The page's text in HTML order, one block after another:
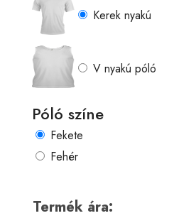
Kerek nyakú
V nyakú póló
Póló színe
Fekete
Fehér
Termék ára: